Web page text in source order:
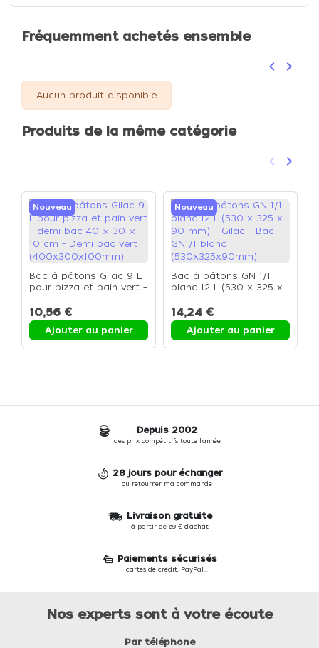
Fréquemment achetés ensemble
Précédent
keyboard_arrow_left keyboard_arrow_right
Aucun produit disponible
Produits de la même catégorie
Précédent
keyboard_arrow_left keyboard_arrow_right
Nouveau
Bac à pâtons Gilac 9 L
pour pizza et pain vert –
cm - Demi bac vert
(400x300x100mm)
10,56 €
Ajouter au panier
Nouveau
Bac à pâtons GN 1/1
blanc 12 L (530 x 325 x
GN1/1 blanc
(530x325x90mm)
14,24 €
Ajouter au panier
Depuis 2002
des prix compétitifs toute l'année
28 jours pour échanger
ou retourner ma commande
Livraison gratuite
à partir de 69 € d'achat
Paiements sécurisés
cartes de crédit, PayPal...
Nos experts sont à votre écoute
Par téléphone